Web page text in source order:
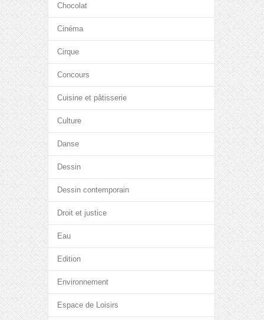
Chocolat
Cinéma
Cirque
Concours
Cuisine et pâtisserie
Culture
Danse
Dessin
Dessin contemporain
Droit et justice
Eau
Edition
Environnement
Espace de Loisirs